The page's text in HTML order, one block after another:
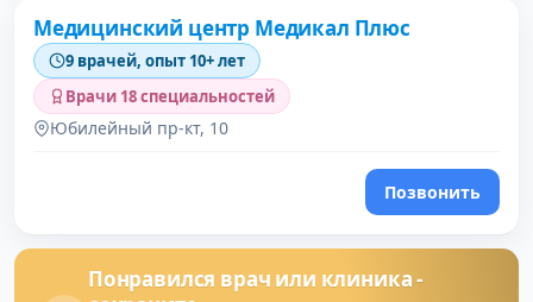
Медицинский центр Медикал Плюс
9 врачей, опыт 10+ лет
Врачи 18 специальностей
Юбилейный пр-кт, 10
Позвонить
Понравился врач или клиника -